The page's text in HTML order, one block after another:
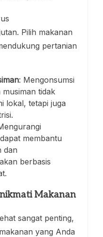
Pilih makanan
pertanian
: Mengonsumsi
tidak
lokal, tetapi juga
membantu
dan
berbasis
Makanan
sangat penting,
yang Anda